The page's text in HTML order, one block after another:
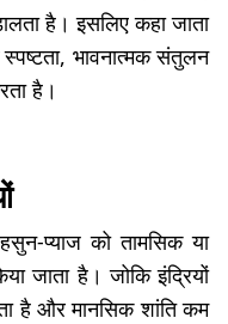
है। इसलिए कहा जाता
भावनात्मक संतुलन
है।
प्याज को तामसिक या
जाता है। जोकि इंद्रियों
है और मानसिक शांति कम